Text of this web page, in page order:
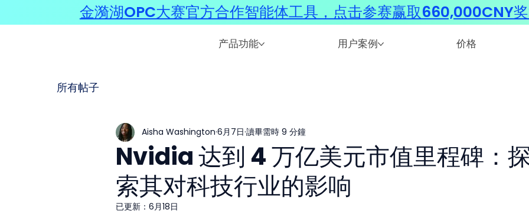
产品功能 用户案例 价格
所有帖子
Nvidia 达到 4 万亿美元市值里程碑：
索其对科技行业的影响
Aisha Washington 6月7日 讀畢需時 9 分鐘
已更新： 6月18日
金漪湖OPC大赛官方合作智能体工具，点击参赛赢取660,000CNY